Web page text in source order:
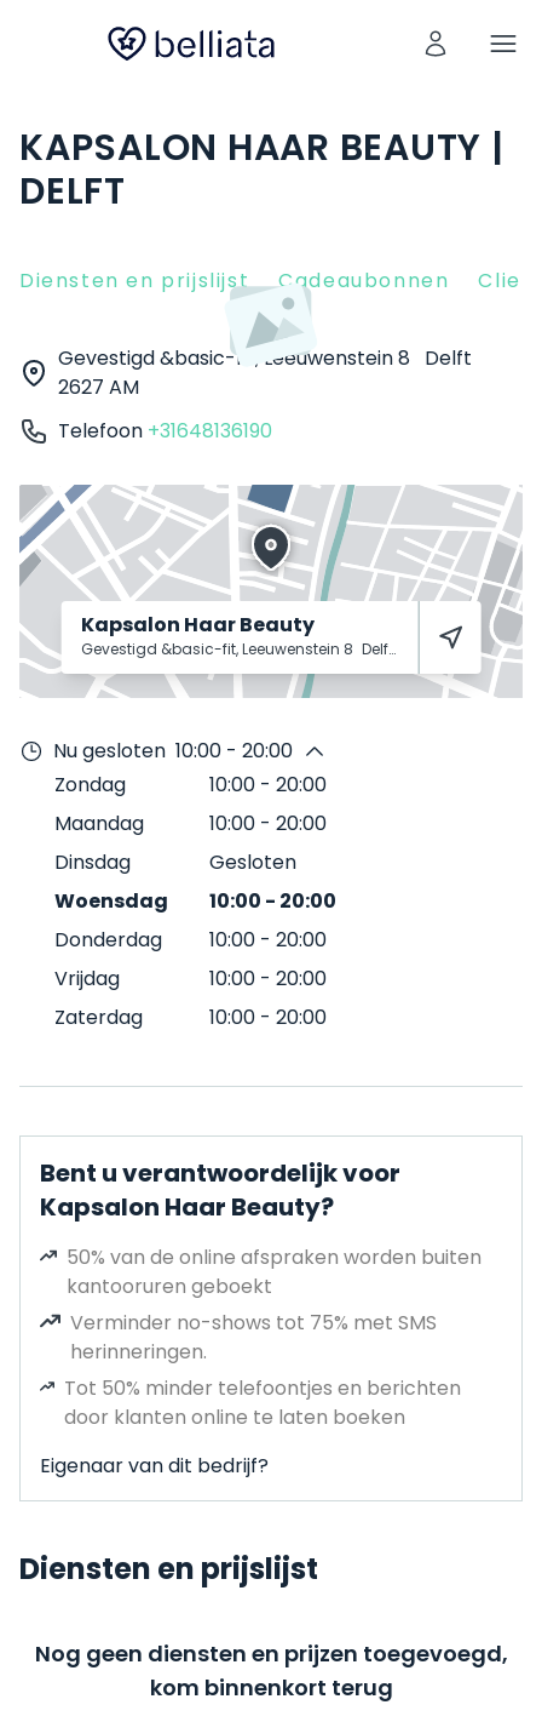
KAPSALON HAAR BEAUTY |
DELFT
Diensten en prijslijst Cadeaubonnen
Gevestigd &basic-fit, Leeuwenstein 8
Delft
2627 AM
Telefoon +31648136190
Kapsalon Haar Beauty
Gevestigd &basic-fit, Leeuwenstein 8 Delft 2627 AM
Nu gesloten 10:00 - 20:00
Zondag
10:00 - 20:00
Maandag
10:00 - 20:00
Dinsdag
Gesloten
Woensdag
10:00 - 20:00
Donderdag
10:00 - 20:00
Vrijdag
10:00 - 20:00
Zaterdag
10:00 - 20:00
Bent u verantwoordelijk voor
Kapsalon Haar Beauty?
50% van de online afspraken worden buiten
kantooruren geboekt
Verminder no-shows tot 75% met SMS
herinneringen.
Tot 50% minder telefoontjes en berichten
door klanten online te laten boeken
Eigenaar van dit bedrijf?
Diensten en prijslijst
Nog geen diensten en prijzen toegevoegd,
kom binnenkort terug